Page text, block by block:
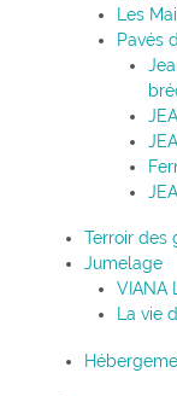
Les
Pavés
Terroir des
Jumelage
VIANA
La vie